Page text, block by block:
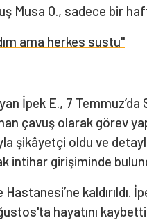
Musa O., sadece bir
ama herkes sustu"
İpek E., 7
çavuş olarak görev
şikâyetçi oldu ve
intihar girişiminde
kaldırıldı.
hayatını kaybetti.